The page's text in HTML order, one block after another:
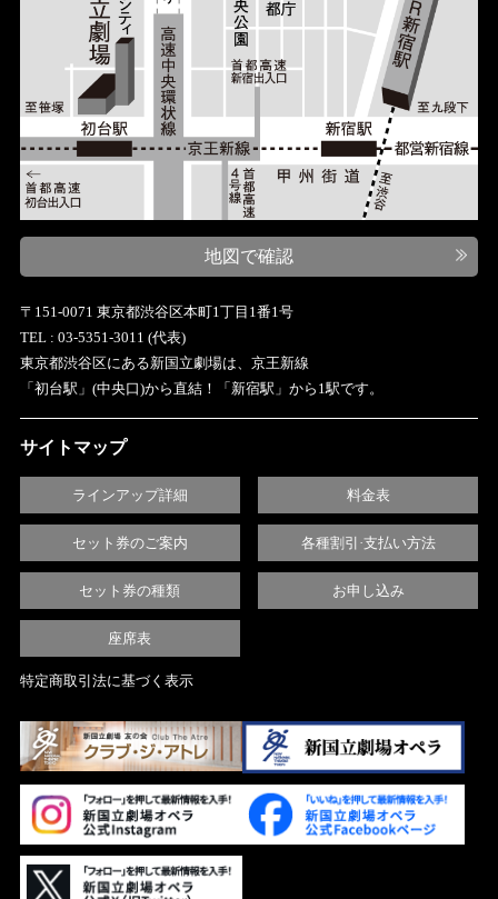
地図で確認
〒151-0071 東京都渋谷区本町1丁目1番1号
TEL : 03-5351-3011 (代表)
東京都渋谷区にある新国立劇場は、京王新線
「初台駅」(中央口)から直結！「新宿駅」から1駅です。
サイトマップ
ラインアップ詳細
セット券のご案内
セット券の種類
座席表
料金表
各種割引·支払い方法
お申し込み
特定商取引法に基づく表示